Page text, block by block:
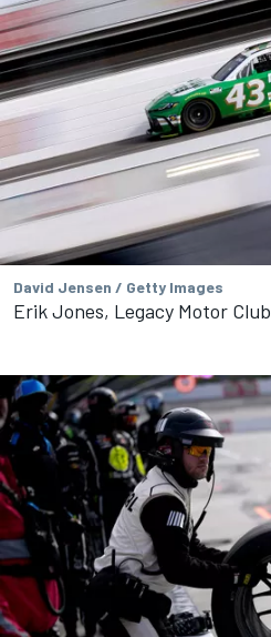
David Jensen / Getty Images
Erik Jones, Legacy Motor Club